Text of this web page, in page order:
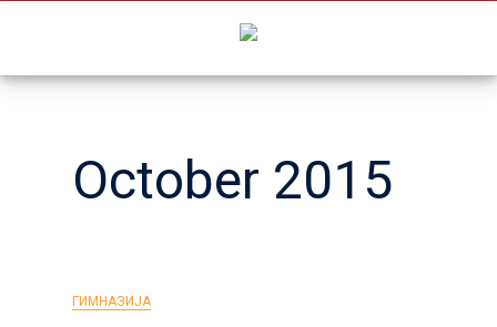
October 2015
ГИМНАЗИЈА